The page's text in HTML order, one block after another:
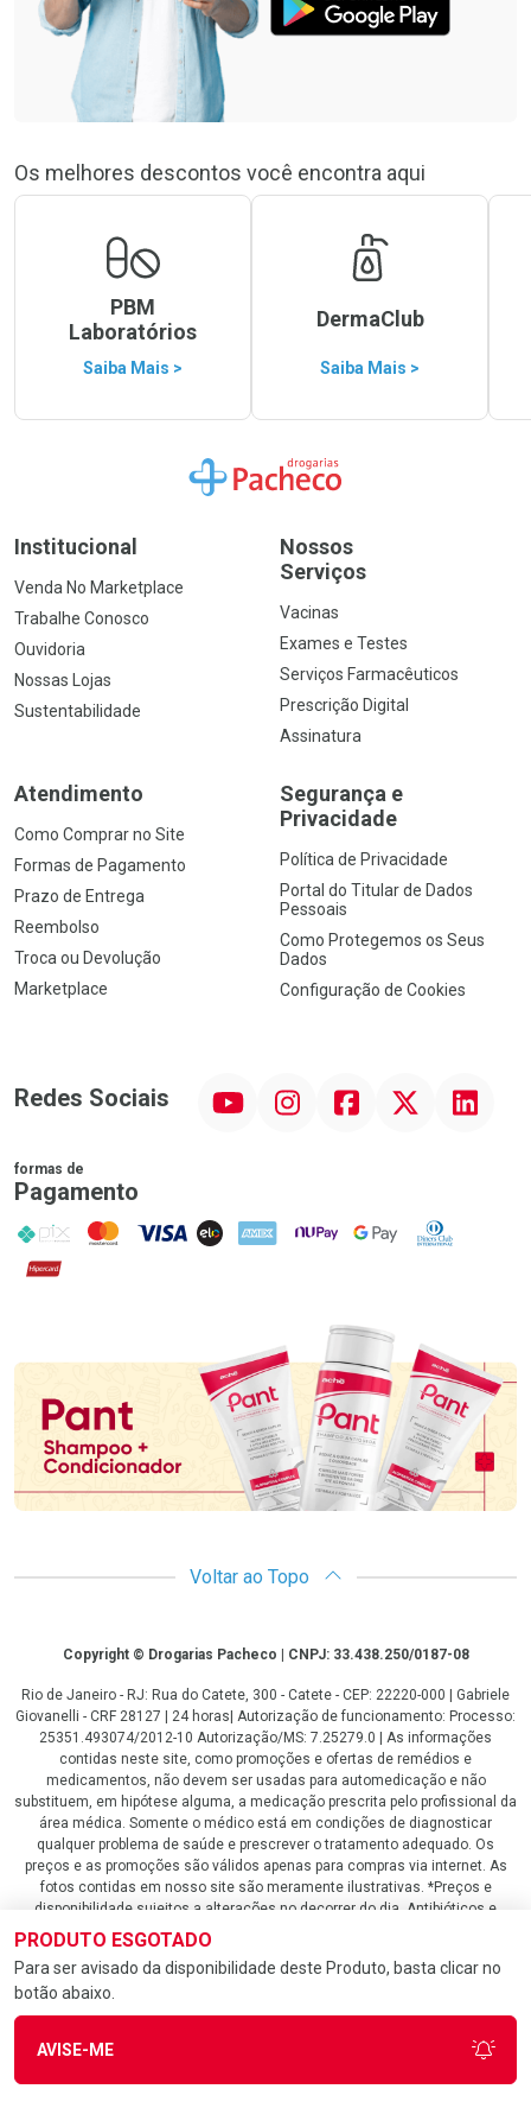
PRODUTO ESGOTADO
Para ser avisado da disponibilidade deste Produto, basta clicar no
botão abaixo.
AVISE-ME
Os melhores descontos você encontra aqui
PBM
Laboratórios
Saiba Mais >
DermaClub
Saiba Mais >
Ir para a Home
Institucional
Venda No Marketplace
Trabalhe Conosco
Ouvidoria
Nossas Lojas
Sustentabilidade
Nossos
Serviços
Vacinas
Exames e Testes
Serviços Farmacêuticos
Prescrição Digital
Assinatura
Atendimento
Como Comprar no Site
Formas de Pagamento
Prazo de Entrega
Reembolso
Troca ou Devolução
Marketplace
Segurança e
Privacidade
Política de Privacidade
Portal do Titular de Dados
Pessoais
Como Protegemos os Seus
Dados
Configuração de Cookies
Redes Sociais InstagramFacebookTwitter Linkedin
formas de
Pagamento
PIX MasterCard
VISA ELO AMEX NuPay Google PayDiners Club
Hipercard
Promoção em Destaque
Voltar ao Topo
CopyrightCopyright © Drogarias Pacheco | CNPJ: 33.438.250/0187-08
Rio de Janeiro - RJ: Rua do Catete, 300 - Catete - CEP: 22220-000 | Gabriele
Giovanelli - CRF 28127 | 24 horas| Autorização de funcionamento: Processo:
25351.493074/2012-10 Autorização/MS: 7.25279.0 | As informações
contidas neste site, como promoções e ofertas de remédios e
medicamentos, não devem ser usadas para automedicação e não
substituem, em hipótese alguma, a medicação prescrita pelo profissional da
área médica. Somente o médico está em condições de diagnosticar
qualquer problema de saúde e prescrever o tratamento adequado. Os
preços e as promoções são válidos apenas para compras via internet. As
fotos contidas em nosso site são meramente ilustrativas. *Preços e
disponibilidade sujeitos a alterações no decorrer do dia. Antibióticos e
antimicrobianos vendas apenas em lojas físicas ou televendas. Portaria nº
344 - 01/02/1999 - Ministério da Saúde. Horário de funcionamento Central
de Vendas e Atendimento ao Cliente 4020 4404 ou 0800 282 10 10 de
LGPD Aceite os Cookies